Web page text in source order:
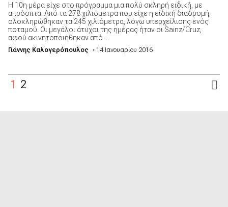
Η 10η μέρα είχε στο πρόγραμμα μια πολύ σκληρή ειδική, με
απρόοπτα. Από τα 278 χιλιόμετρα που είχε η ειδική διαδρομή,
ολοκληρώθηκαν τα 245 χιλιόμετρα, λόγω υπερχείλισης ενός
ποταμού. Οι μεγάλοι άτυχοι της ημέρας ήταν οι Sainz/Cruz,
αφού ακινητοποιήθηκαν από ...
Γιάννης Καλογερόπουλος • 14 Ιανουαρίου 2016
1 2